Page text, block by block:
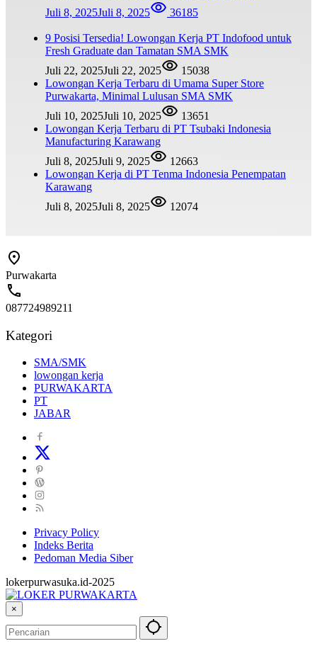
Juli 8, 2025Juli 8, 2025 36185
9 Posisi Tersedia! Lowongan Kerja PT Indofood untuk
Fresh Graduate dan Tamatan SMA SMK
Juli 22, 2025Juli 22, 2025
15038
Lowongan Kerja Terbaru di Umama Super Store
Purwakarta, Minimal Lulusan SMA SMK
Juli 10, 2025Juli 10, 2025
13651
Lowongan Kerja Terbaru di PT Tsubaki Indonesia
Manufacturing Karawang
Juli 8, 2025Juli 9, 2025
12663
Lowongan Kerja di PT Tenma Indonesia Penempatan
Karawang
Juli 8, 2025Juli 8, 2025 12074
Purwakarta
087724989211
Kategori
SMA/SMK
lowongan kerja
PURWAKARTA
PT
JABAR
Privacy Policy
Indeks Berita
Pedoman Media Siber
lokerpurwasuka.id-2025
×